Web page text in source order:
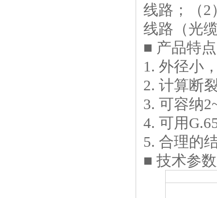
线路；（2
线路（光
■ 产品特点
1. 外径小
2. 计算断
3. 可容纳
4. 可用
5. 合理的
■ 技术参